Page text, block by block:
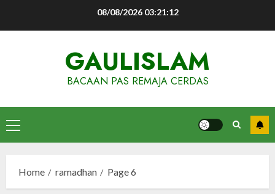
08/08/2026 03:21:13
GAULISLAM
BACAAN PAS REMAJA CERDAS
Primary
Menu
Home ramadhan Page 6